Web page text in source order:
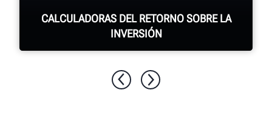
CALCULADORAS DEL RETORNO SOBRE LA
INVERSIÓN